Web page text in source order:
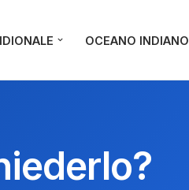
OCEANO INDIANO